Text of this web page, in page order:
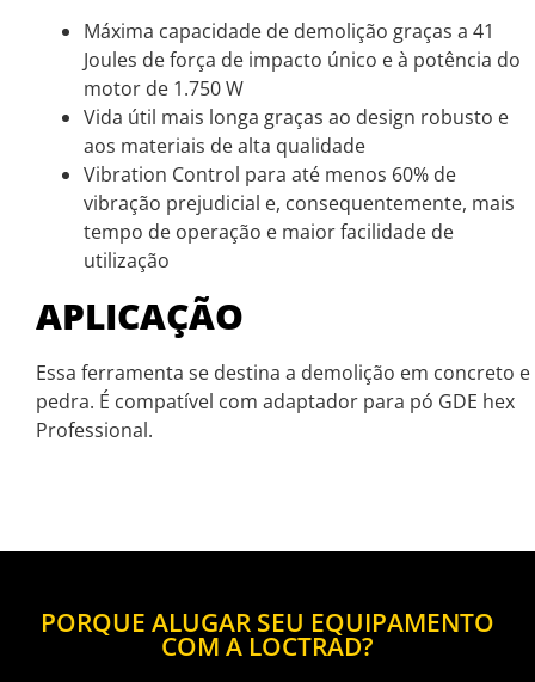
Máxima capacidade de demolição graças a 41
Joules de força de impacto único e à potência do
motor de 1.750 W
Vida útil mais longa graças ao design robusto e
aos materiais de alta qualidade
Vibration Control para até menos 60% de
vibração prejudicial e, consequentemente, mais
tempo de operação e maior facilidade de
utilização
APLICAÇÃO
Essa ferramenta se destina a demolição em concreto e
pedra. É compatível com adaptador para pó GDE hex
Professional.
PORQUE ALUGAR SEU EQUIPAMENTO
COM A LOCTRAD?